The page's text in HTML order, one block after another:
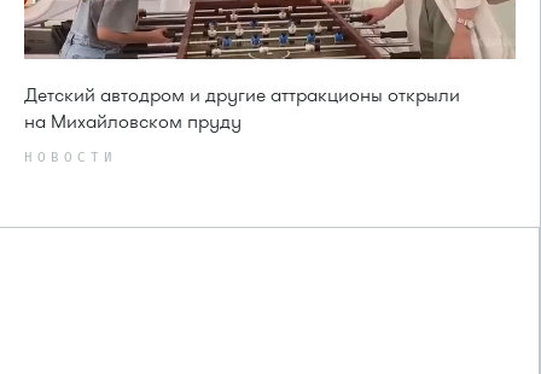
Детский автодром и другие аттракционы открыли
на Михайловском пруду
НОВОСТИ